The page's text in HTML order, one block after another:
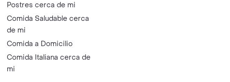
Postres cerca de mi
Comida Saludable cerca
de mi
Comida a Domicilio
Comida Italiana cerca de
mi